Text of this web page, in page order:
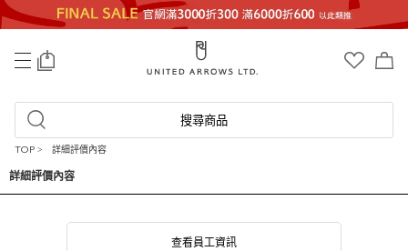
搜尋商品
TOP > 詳細評價內容
詳細評價內容
查看員工資訊